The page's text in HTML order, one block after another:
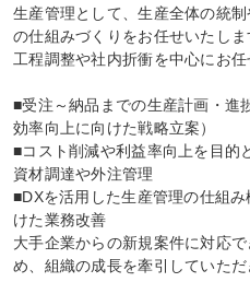
生産管理として、生産全体の統
の仕組みづくりをお任せいたし
工程調整や社内折衝を中心にお任
■受注～納品までの生産計画・進
効率向上に向けた戦略立案）
■コスト削減や利益率向上を目的
資材調達や外注管理
■DXを活用した生産管理の仕組
けた業務改善
大手企業からの新規案件に対応
め、組織の成長を牽引していただ